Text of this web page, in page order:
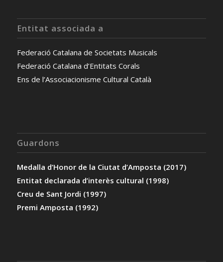
Entitat associada a
Federació Catalana de Societats Musicals
Federació Catalana d’Entitats Corals
Ens de l’Associacionisme Cultural Català
Guardons
Medalla d’Honor de la Ciutat d’Amposta (2017)
Entitat declarada d’interès cultural (1998)
Creu de Sant Jordi (1997)
Premi Amposta (1992)